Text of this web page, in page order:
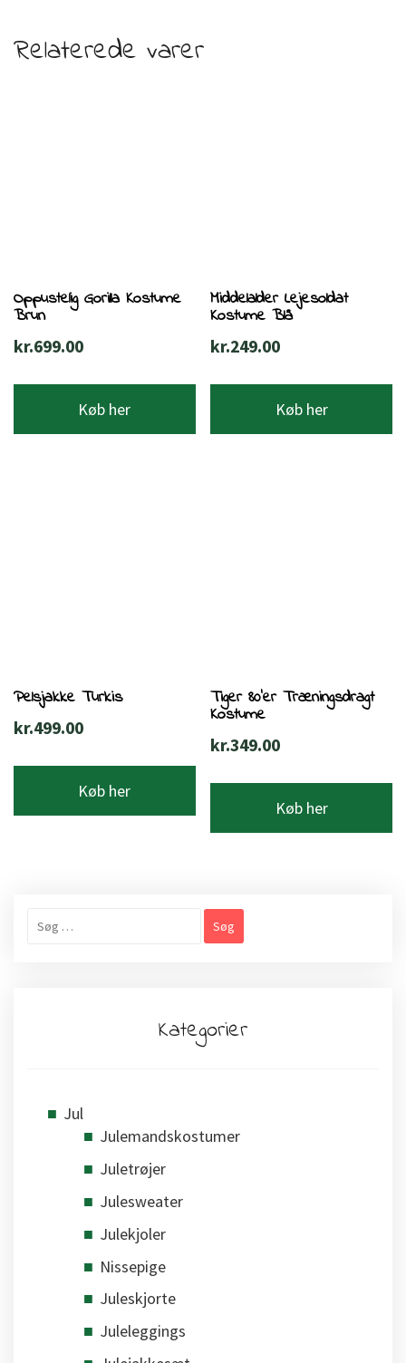
Relaterede varer
Oppustelig Gorilla Kostume
Brun
kr.699.00
Køb her
Middelalder Lejesoldat
Kostume Blå
kr.249.00
Køb her
Pelsjakke Turkis
kr.499.00
Køb her
Tiger 80’er Træningsdragt
Kostume
kr.349.00
Køb her
efter:
Kategorier
Jul
Julemandskostumer
Juletrøjer
Julesweater
Julekjoler
Nissepige
Juleskjorte
Juleleggings